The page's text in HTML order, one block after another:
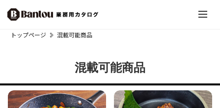
トップページ 混載可能商品
混載可能商品